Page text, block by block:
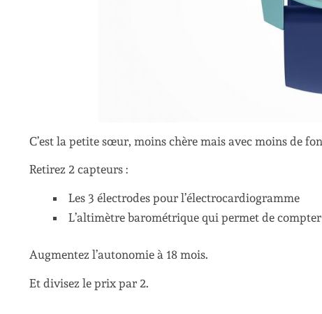
C’est la petite sœur, moins chère mais avec moins de
Retirez 2 capteurs :
Les 3 électrodes pour l’électrocardiogramme
L’altimètre barométrique qui permet de
Augmentez l’autonomie à 18 mois.
Et divisez le prix par 2.